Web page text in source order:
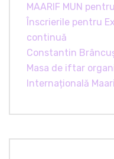
MAARIF MUN
Înscrierile pentru
continuă
Constantin
Masa de iftar
Internațională